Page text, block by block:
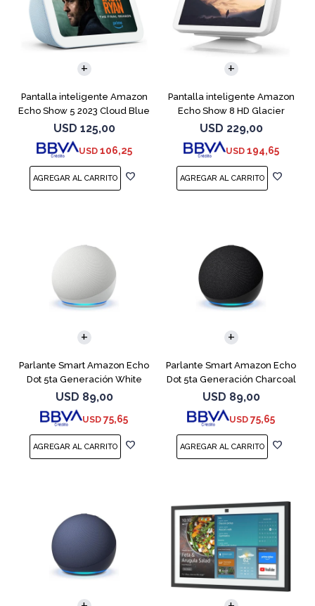
Pantalla inteligente Amazon
Echo Show 5 2023 Cloud Blue
USD 125,00
USD 106,25
Pantalla inteligente Amazon
Echo Show 8 HD Glacier
White
USD 229,00
USD 194,65
Parlante Smart Amazon Echo
Dot 5ta Generación White
USD 89,00
USD 75,65
Parlante Smart Amazon Echo
Dot 5ta Generación Charcoal
USD 89,00
USD 75,65